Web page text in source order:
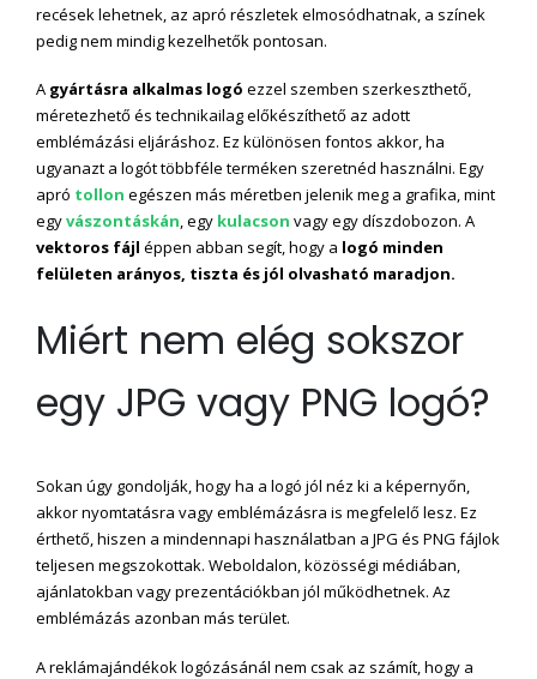
recések lehetnek, az apró részletek elmosódhatnak, a színek
pedig nem mindig kezelhetők pontosan.
A gyártásra alkalmas logó ezzel szemben szerkeszthető,
méretezhető és technikailag előkészíthető az adott
emblémázási eljáráshoz. Ez különösen fontos akkor, ha
ugyanazt a logót többféle terméken szeretnéd használni. Egy
apró tollon egészen más méretben jelenik meg a grafika, mint
egyvászontáskán, egy kulacson vagy egy díszdobozon. A
vektoros fájl éppen abban segít, hogy a logó minden
felületen arányos, tiszta és jól olvasható maradjon.
Miért nem elég sokszor
egy JPG vagy PNG logó?
Sokan úgy gondolják, hogy ha a logó jól néz ki a képernyőn,
akkor nyomtatásra vagy emblémázásra is megfelelő lesz. Ez
érthető, hiszen a mindennapi használatban a JPG és PNG fájlok
teljesen megszokottak. Weboldalon, közösségi médiában,
ajánlatokban vagy prezentációkban jól működhetnek. Az
emblémázás azonban más terület.
A reklámajándékok logózásánál nem csak az számít, hogy a